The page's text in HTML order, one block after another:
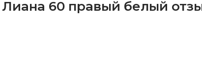
60 правый белый